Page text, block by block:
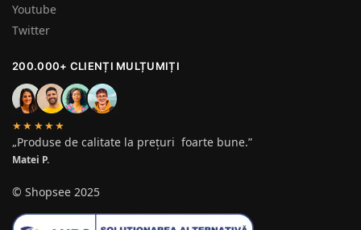
Youtube
Twitter
200.000+ CLIENȚI MULȚUMIȚI
★★★★★
„Produse de calitate la prețuri foarte bune.”
Matei P.
© Shopsee 2025